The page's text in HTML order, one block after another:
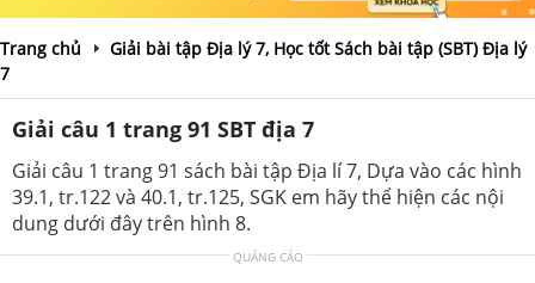
Trang chủ
Giải bài tập Địa lý 7, Học tốt Sách bài tập (SBT) Địa lý
7
Giải câu 1 trang 91 SBT địa 7
Giải câu 1 trang 91 sách bài tập Địa lí 7, Dựa vào các hình
39.1, tr.122 và 40.1, tr.125, SGK em hãy thể hiện các nội
dung dưới đây trên hình 8.
QUẢNG CÁO